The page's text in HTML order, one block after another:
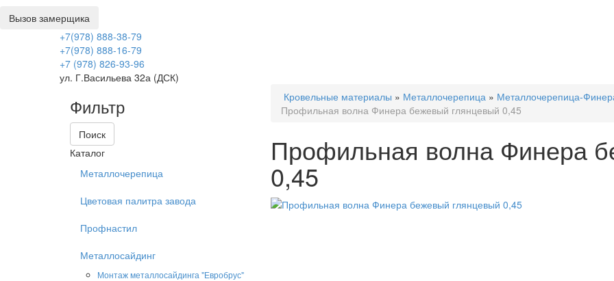
Вызов замерщика
+7(978) 888-38-79
+7(978) 888-16-79
+7 (978) 826-93-96
ул. Г.Васильева 32а (ДСК)
Фильтр
Поиск
Каталог
Металлочерепица
Цветовая палитра завода
Профнастил
Металлосайдинг
Монтаж металлосайдинга "Евробрус"
Кровельные материалы » Металлочерепица » Металлочерепица-
Профильная волна Финера бежевый глянцевый 0,45
Профильная волна Финера
0,45